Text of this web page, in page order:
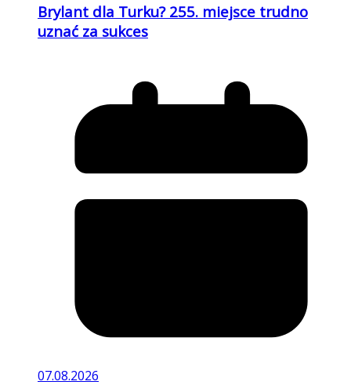
Brylant dla Turku? 255. miejsce trudno
uznać za sukces
07.08.2026